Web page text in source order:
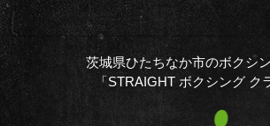
ク
代
茨城県ひたちなか市のボクシ
「STRAIGHT ボクシング ク